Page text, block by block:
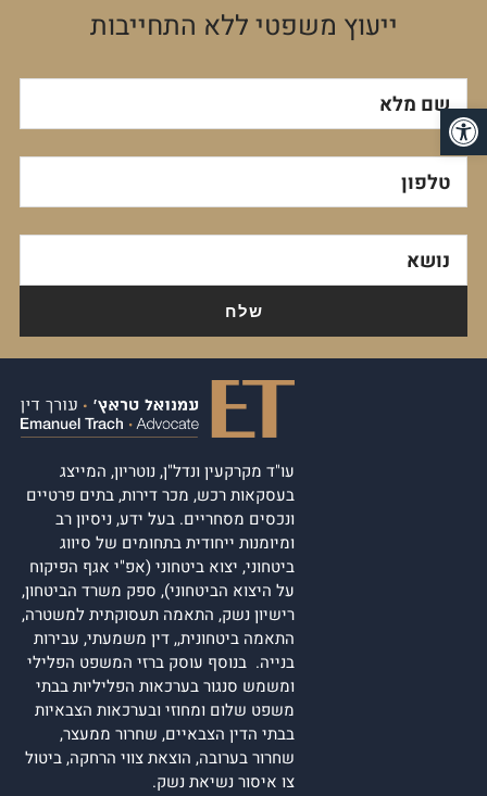
ייעוץ משפטי ללא התחייבות
שם מלא
טלפון
נושא
עו"ד מקרקעין ונדל"ן, נוטריון, המייצג
בעסקאות רכש, מכר דירות, בתים פרטיים
ונכסים מסחריים. בעל ידע, ניסיון רב
ומיומנות ייחודית בתחומים של סיווג
ביטחוני, יצוא ביטחוני (אפ"י אגף הפיקוח
על היצוא הביטחוני), ספק משרד הביטחון,
רישיון נשק, התאמה תעסוקתית למשטרה,
התאמה ביטחונית,, דין משמעתי, עבירות
בנייה. בנוסף עוסק ברזי המשפט הפלילי
ומשמש סנגור בערכאות הפליליות בבתי
משפט שלום ומחוזי ובערכאות הצבאיות
בבתי הדין הצבאיים, שחרור ממעצר,
שחרור בערובה, הוצאת צווי הרחקה, ביטול
צו איסור נשיאת נשק.
פתח סרגל נגישות